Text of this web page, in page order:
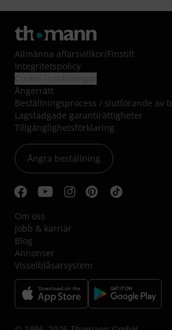
Allmänna affärsvillkor/Finstilt
Integritetspolicy
Ångerrätt
Beställningsprocess / slutförande av
Lagstadgade garantirättigheter
Tillgänglighetsförklaring
Ångra beställning
Om oss
Jobb & karriär
Blog
Annonser
Visselblåsarsystem